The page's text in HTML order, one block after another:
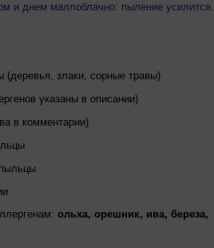
и днем маллоблачно: пыление усилится.
(деревья, злаки, сорные травы)
указаны в описании)
в комментарии)
ольха, орешник, ива, береза,